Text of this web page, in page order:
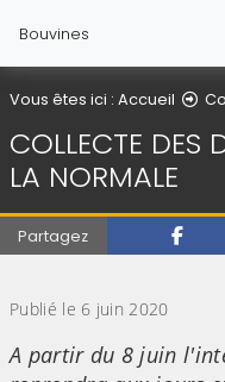
Bouvines
Vous êtes ici : Accueil
COLLECTE DES
LA NORMALE
Partagez
Publié le 6 juin 2020
A partir du 8 juin